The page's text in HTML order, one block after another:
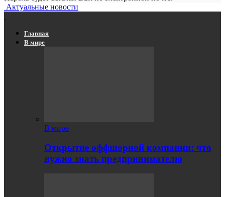
Актуальные новости
Главная
В мире
В мире
Открытие оффшорной компании: что
нужно знать предпринимателю